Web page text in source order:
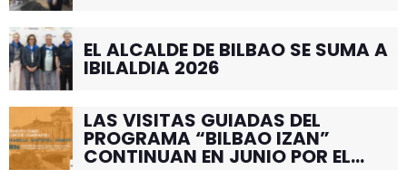
EL ALCALDE DE BILBAO SE SUMA A
IBILALDIA 2026
LAS VISITAS GUIADAS DEL
PROGRAMA “BILBAO IZAN”
CONTINUAN EN JUNIO POR EL